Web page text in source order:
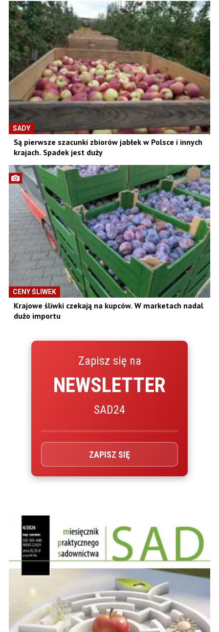
SADY
Są pierwsze szacunki zbiorów jabłek w Polsce i innych
krajach. Spadek jest duży
CENY ŚLIWEK
Krajowe śliwki czekają na kupców. W marketach nadal
dużo importu
Zapisz się na
NEWSLETTER
SAD24
ZAPISZ SIĘ